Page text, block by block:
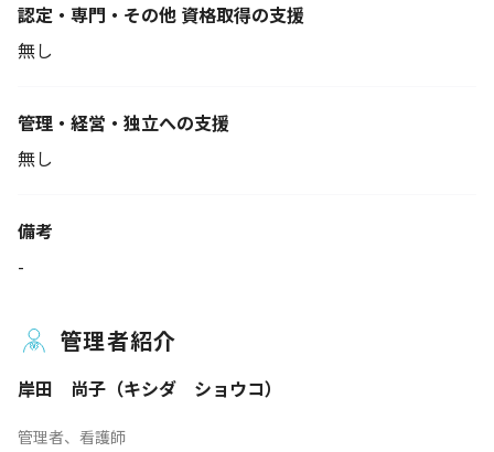
認定・専門・その他 資格取得の支援
無し
管理・経営・独立への支援
無し
備考
-
管理者紹介
岸田 尚子（キシダ ショウコ）
管理者、看護師